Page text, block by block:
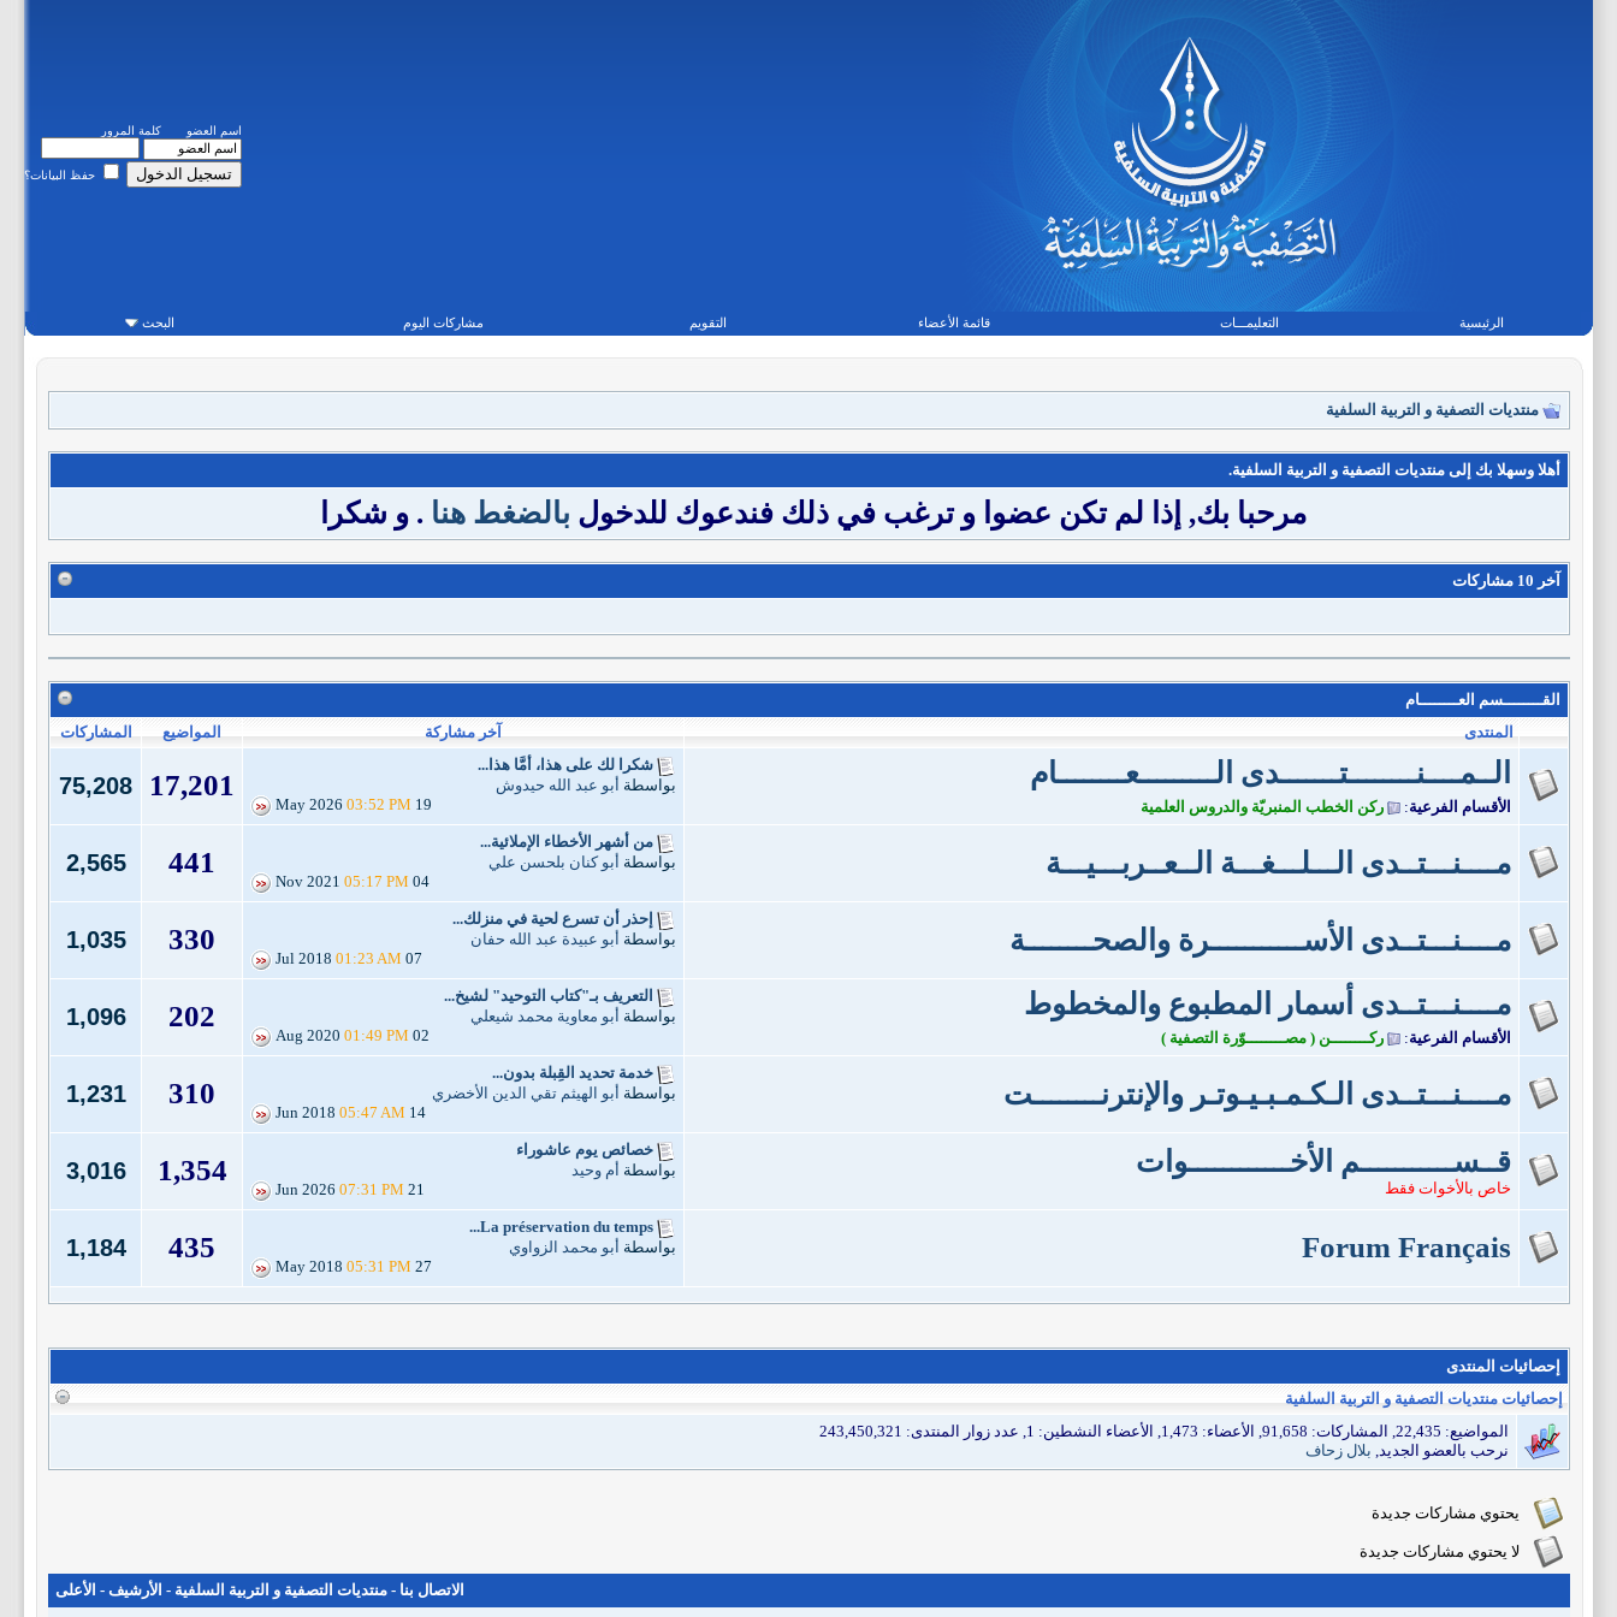
اسم العضو كلمة المرور
حفظ البيانات؟
الرئيسية التعليمـــات قائمة الأعضاء التقويم مشاركات اليوم البحث
منتديات التصفية و التربية السلفية
أهلا وسهلا بك إلى منتديات التصفية و التربية السلفية.
مرحبا بك, إذا لم تكن عضوا و ترغب في ذلك فندعوك للدخول بالضغط هنا . و شكرا
آخر 10 مشاركات
القــــــــسم العــــــــام
المنتدى
آخر مشاركة المواضيع المشاركات
الــمــــنــــــــتـــــــدى الـــــــــعــــــــام
الأقسام الفرعية: ركن الخطب المنبريّة والدروس العلمية
شكرا لك على هذا، أمَّا هذا...
بواسطة أبو عبد الله حيدوش
19 May 2026
03:52 PM
17,201
75,208
مــــنـــتــدى الـــلـــغـــة الــعــربـــيـــة
من أشهر الأخطاء الإملائية...
بواسطة أبو كنان بلحسن علي
04 Nov 2021
05:17 PM
441
2,565
مــــنـــتــدى الأســـــــــــرة والصحــــــــة
إحذر أن تسرع لحية في منزلك...
بواسطة أبو عبيدة عبد الله حفان
07 Jul 2018
01:23 AM
330
1,035
مــــنـــتــدى أسمار المطبوع والمخطوط
الأقسام الفرعية: ركــــــــن ( مصــــــــوّرة التصفية )
التعريف بـ"كتاب التوحيد" لشيخ...
بواسطة أبو معاوية محمد شيعلي
02 Aug 2020
01:49 PM
202
1,096
مــــنـــتــدى الـكـمـبـيـوتـر والإنترنــــــــت
خدمة تحديد القِبلة بدون...
بواسطة أبو الهيثم تقي الدين الأخضري
14 Jun 2018
05:47 AM
310
1,231
قــســـــــــــم الأخــــــــــــوات
خاص بالأخوات فقط
خصائص يوم عاشوراء
بواسطة أم وحيد
21 Jun 2026
07:31 PM
1,354
3,016
Forum Français
La préservation du temps...
بواسطة أبو محمد الزواوي
27 May 2018
05:31 PM
435
1,184
إحصائيات المنتدى
إحصائيات منتديات التصفية و التربية السلفية
المواضيع: 22,435, المشاركات: 91,658, الأعضاء: 1,473,
الأعضاء النشطين: 1, عدد زوار المنتدى: 243,450,321
نرحب بالعضو الجديد, بلال زحاف
يحتوي مشاركات جديدة
لا يحتوي مشاركات جديدة
الاتصال بنا - منتديات التصفية و التربية السلفية - الأرشيف - الأعلى